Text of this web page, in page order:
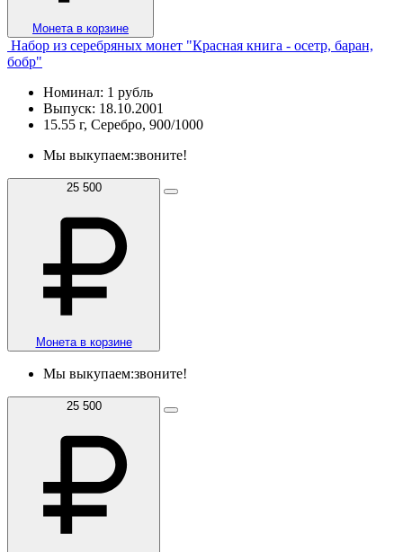
Монета в корзине
Набор из серебряных монет "Красная книга - осетр, баран,
бобр"
Номинал: 1 рубль
Выпуск: 18.10.2001
15.55 г, Серебро, 900/1000
Мы выкупаем:звоните!
25 500
Монета в корзине
Мы выкупаем:звоните!
25 500